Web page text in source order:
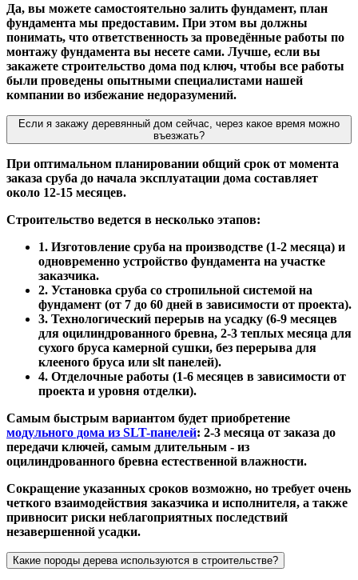
Да, вы можете самостоятельно залить фундамент, план
фундамента мы предоставим. При этом вы должны
понимать, что ответственность за проведённые работы по
монтажу фундамента вы несете сами. Лучше, если вы
закажете строительство дома под ключ, чтобы все работы
были проведены опытными специалистами нашей
компании во избежание недоразумений.
Если я закажу деревянный дом сейчас, через какое время можно
въезжать?
При оптимальном планировании общий срок от момента
заказа сруба до начала эксплуатации дома составляет
около 12-15 месяцев.
Строительство ведется в несколько этапов:
1. Изготовление сруба на производстве (1-2 месяца) и
одновременно устройство фундамента на участке
заказчика.
2. Установка сруба со стропильной системой на
фундамент (от 7 до 60 дней в зависимости от проекта).
3. Технологический перерыв на усадку (6-9 месяцев
для оцилиндрованного бревна, 2-3 теплых месяца для
сухого бруса камерной сушки, без перерыва для
клееного бруса или slt панелей).
4. Отделочные работы (1-6 месяцев в зависимости от
проекта и уровня отделки).
Самым быстрым вариантом будет приобретение
модульного дома из SLT-панелей: 2-3 месяца от заказа до
передачи ключей, самым длительным - из
оцилиндрованного бревна естественной влажности.
Сокращение указанных сроков возможно, но требует очень
четкого взаимодействия заказчика и исполнителя, а также
привносит риски неблагоприятных последствий
незавершенной усадки.
Какие породы дерева используются в строительстве?